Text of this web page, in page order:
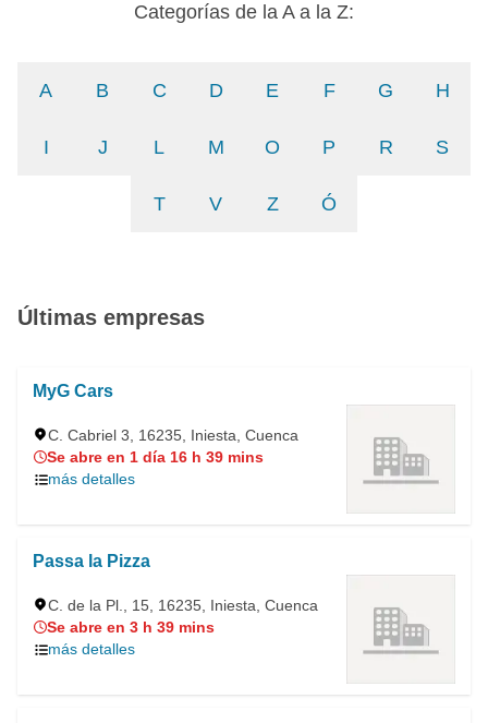
Categorías de la A a la Z:
A B C D E F G H
I J L M O P R S
T V Z Ó
Últimas empresas
MyG Cars
C. Cabriel 3, 16235, Iniesta, Cuenca
Se abre en 1 día 16 h 39 mins
más detalles
Passa la Pizza
C. de la Pl., 15, 16235, Iniesta, Cuenca
Se abre en 3 h 39 mins
más detalles